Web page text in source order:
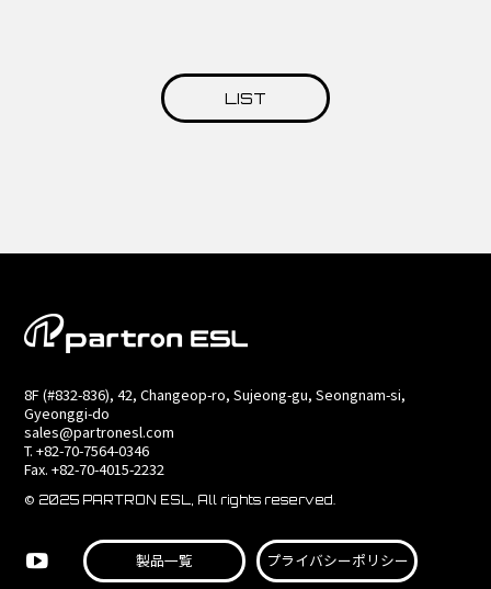
LIST
8F (#832-836), 42, Changeop-ro, Sujeong-gu, Seongnam-si,
Gyeonggi-do
sales@partronesl.com
T. +82-70-7564-0346
Fax. +82-70-4015-2232
© 2025 PARTRON ESL, All rights reserved.
製品一覧 プライバシーポリシー